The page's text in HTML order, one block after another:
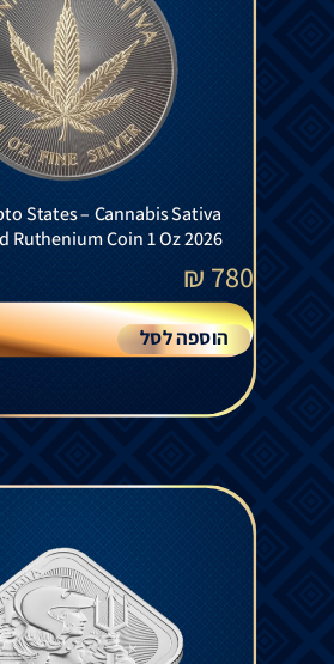
States – Cannabis Sativa
Ruthenium Coin 1 Oz 2026
780
₪
הוספה לסל